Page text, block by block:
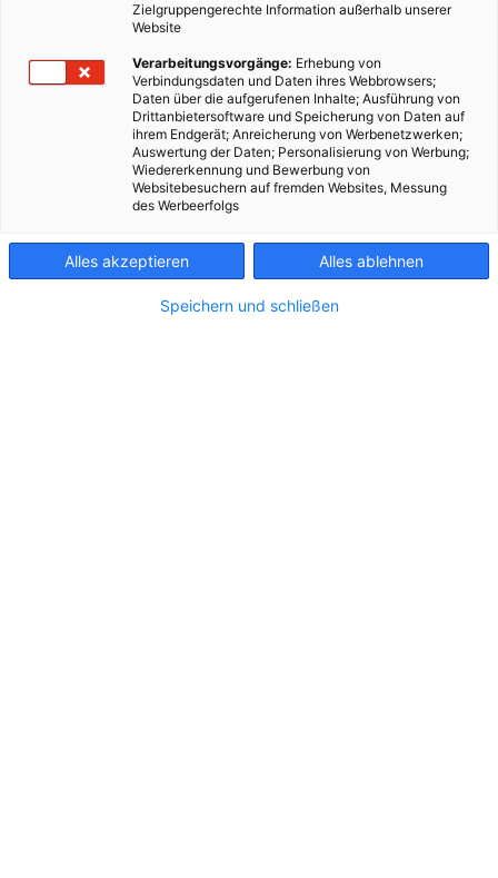
Zielgruppengerechte Information außerhalb unserer
Website
Verarbeitungsvorgänge: Erhebung von
Verbindungsdaten und Daten ihres Webbrowsers;
Daten über die aufgerufenen Inhalte; Ausführung von
Drittanbietersoftware und Speicherung von Daten auf
ihrem Endgerät; Anreicherung von Werbenetzwerken;
Auswertung der Daten; Personalisierung von Werbung;
Wiedererkennung und Bewerbung von
Websitebesuchern auf fremden Websites, Messung
des Werbeerfolgs
Alles akzeptieren Alles ablehnen
Speichern und schließen